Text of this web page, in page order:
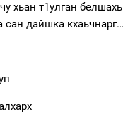
хьан т1улган белшахь
сан дайшка кхаьчнарг…